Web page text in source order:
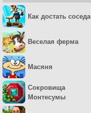
Как достать соседа
Веселая ферма
Масяня
Сокровища
Монтесумы